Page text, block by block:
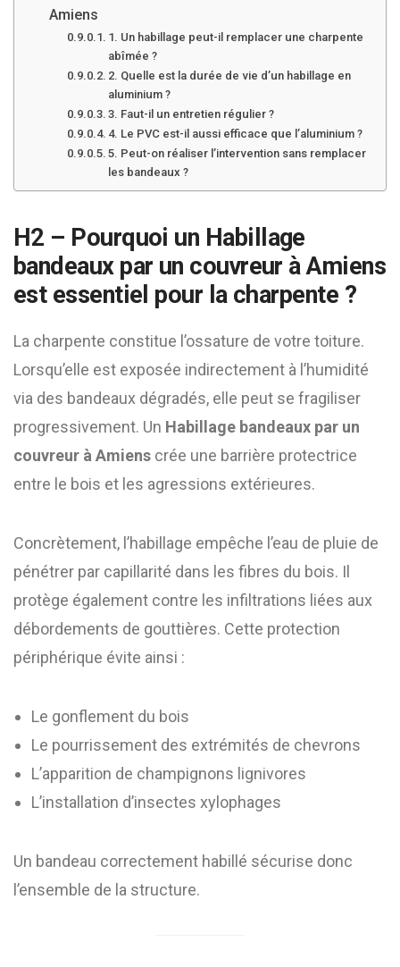
Amiens
1. Un habillage peut-il remplacer une charpente
abîmée ?
2. Quelle est la durée de vie d’un habillage en
aluminium ?
3. Faut-il un entretien régulier ?
4. Le PVC est-il aussi efficace que l’aluminium ?
5. Peut-on réaliser l’intervention sans remplacer
les bandeaux ?
H2 – Pourquoi un Habillage
bandeaux par un couvreur à Amiens
est essentiel pour la charpente ?
La charpente constitue l’ossature de votre toiture.
Lorsqu’elle est exposée indirectement à l’humidité
via des bandeaux dégradés, elle peut se fragiliser
progressivement. Un Habillage bandeaux par un
couvreur à Amiens crée une barrière protectrice
entre le bois et les agressions extérieures.
Concrètement, l’habillage empêche l’eau de pluie de
pénétrer par capillarité dans les fibres du bois. Il
protège également contre les infiltrations liées aux
débordements de gouttières. Cette protection
périphérique évite ainsi :
Le gonflement du bois
Le pourrissement des extrémités de chevrons
L’apparition de champignons lignivores
L’installation d’insectes xylophages
Un bandeau correctement habillé sécurise donc
l’ensemble de la structure.